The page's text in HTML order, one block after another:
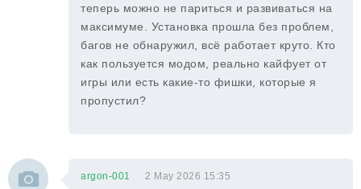
теперь можно не париться и развиваться на
максимуме. Установка прошла без проблем,
багов не обнаружил, всё работает круто. Кто
как пользуется модом, реально кайфует от
игры или есть какие-то фишки, которые я
пропустил?
argon-001 2 May 2026 15:35